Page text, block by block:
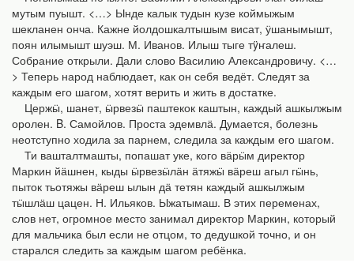
мутым пуышт. <…> Ынде калык тудын кузе коймыжым
шекланен онча. Кажне йол­дошкалтышым висат, ӱшанымышт,
поян илымышт шуэш. М. Иванов. Илыш тыге тÿҥалеш.
Собрание открыли. Дали слово Василию Александровичу. <…
> Теперь народ наблюдает, как он себя ведёт. Следят за
каждым его шагом, хотят верить и жить в достатке.
Цержӹ, шанет, ӹрвезӹ паштекок каштын, каждый ашкылжым
оролен. B. Самойлов. Проста эдемвлӓ. Думается, болезнь
неотступно ходила за парнем, следила за каждым его шагом.
Ти вашталтмашты, попашат уке, кого вӓрӹм директор
Маркин йӓшнен, кыды ӹрвезӹлӓн ӓтяжӹ вӓреш агыл гӹнь,
пыток тьотяжы вӓреш ылын дӓ тетян каждый ашкылжым
тӹшлӓш цацен. Н. Ильяков. Ыжатымаш. В этих переменах,
слов нет, огромное место занимал директор Маркин, который
для мальчика был если не отцом, то дедушкой точно, и он
старался следить за каждым шагом ребёнка.